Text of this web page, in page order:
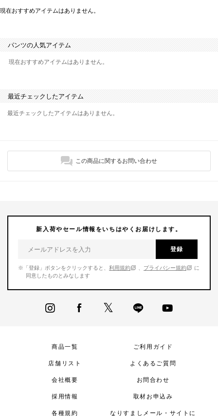
現在おすすめアイテムはありません。
パンツの人気アイテム
現在おすすめアイテムはありません。
最近チェックしたアイテム
最近チェックしたアイテムはありません。
この商品に関するお問い合わせ
新入荷やセール情報をいちはやくお届けします。
登録
※「登録」ボタンをクリックすると、 利用規約 プライバシー規約
に
同意したものとみなします
商品一覧
店舗リスト
会社概要
採用情報
各種規約
ご利用ガイド
よくあるご質問
お問合わせ
取材お申込み
なりすましメール・サイトに